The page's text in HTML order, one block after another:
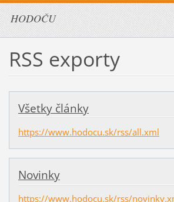
HODOČU
RSS exporty
Všetky články
https://www.hodocu.sk/rss/all.xml
Novinky
https://www.hodocu.sk/rss/